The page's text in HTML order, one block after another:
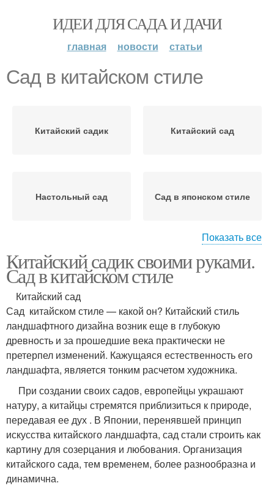
ИДЕИ ДЛЯ САДА И ДАЧИ
главная новости статьи
Сад в китайском стиле
Китайский садик Китайский сад
Настольный сад Сад в японском стиле
Японский сад Сад из камней
Камни в восточном
стиле
Показать все
Китайский садик своими руками.
Сад в китайском стиле
Китайский сад
Сад китайском стиле — какой он? Китайский стиль
ландшафтного дизайна возник еще в глубокую
древность и за прошедшие века практически не
претерпел изменений. Кажущаяся естественность его
ландшафта, является тонким расчетом художника.
При создании своих садов, европейцы украшают
натуру, а китайцы стремятся приблизиться к природе,
передавая ее дух . В Японии, перенявшей принцип
искусства китайского ландшафта, сад стали строить как
картину для созерцания и любования. Организация
китайского сада, тем временем, более разнообразна и
динамична.